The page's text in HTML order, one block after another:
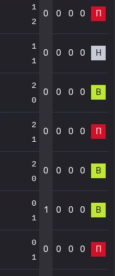
1
2
0 0 0 0 П
1
1
0 0 0 0 Н
2
0
0 0 0 0 В
2
1
0 0 0 0 П
2
0
0 0 0 0 В
0
1
1 0 0 0 В
0
1
0 0 0 0 П